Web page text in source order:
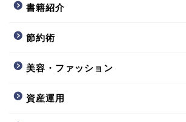
書籍紹介
節約術
美容・ファッション
資産運用